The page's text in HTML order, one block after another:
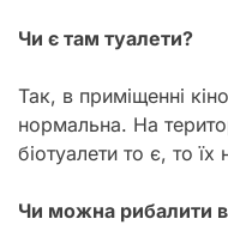
Чи є там туалети?
Так, в приміщенні
нормальна. На
біотуалети то є, то їх
Чи можна рибалити